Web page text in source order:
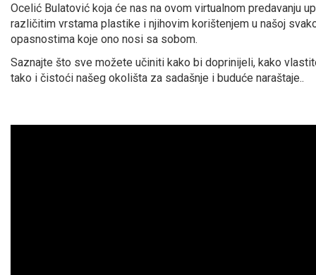
Ocelić Bulatović koja će nas na ovom virtualnom predavanju
različitim vrstama plastike i njihovim korištenjem u našoj
opasnostima koje ono nosi sa sobom.
Saznajte što sve možete učiniti kako bi doprinijeli, kako
tako i čistoći našeg okolišta za sadašnje i buduće naraštaje..